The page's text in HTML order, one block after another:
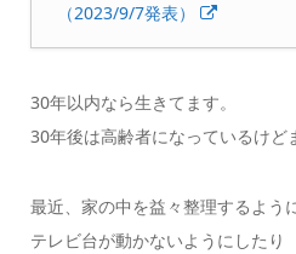
（2023/9/7発表）
30年以内なら生きてます。
30年後は高齢者になっているけど
最近、家の中を益々整理するよう
テレビ台が動かないようにしたり